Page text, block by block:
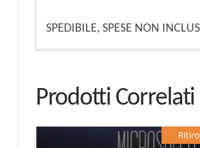
SPEDIBILE, SPESE NON
Prodotti Correlati